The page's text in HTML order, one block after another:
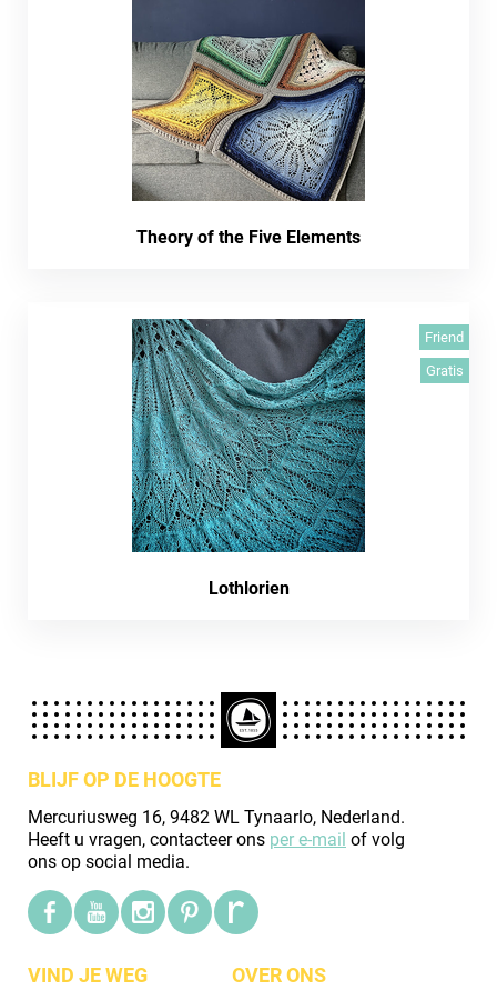
Theory of the Five Elements
Friend
Gratis
Lothlorien
BLIJF OP DE HOOGTE
Mercuriusweg 16, 9482 WL Tynaarlo, Nederland.
Heeft u vragen, contacteer ons per e-mail of volg
ons op social media.
VIND JE WEG OVER ONS